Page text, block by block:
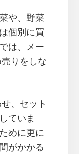
や、野菜
個別に買
は、メー
売りをしな
、セット
ていま
めに更に
がかかる